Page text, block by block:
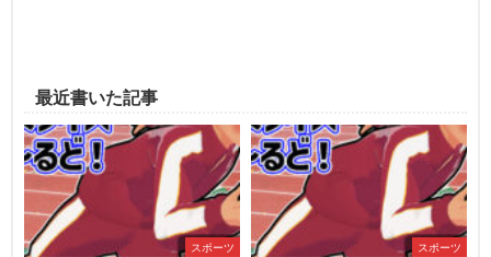
最近書いた記事
スポーツ スポーツ